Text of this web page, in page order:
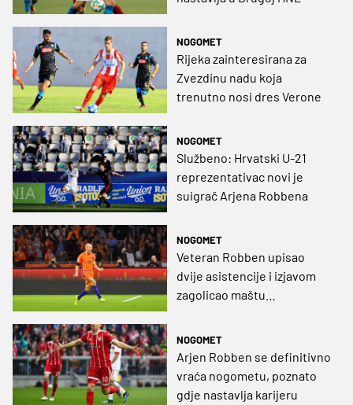
NOGOMET
Rijeka zainteresirana za
Zvezdinu nadu koja
trenutno nosi dres Verone
NOGOMET
Službeno: Hrvatski U-21
reprezentativac novi je
suigrač Arjena Robbena
NOGOMET
Veteran Robben upisao
dvije asistencije i izjavom
zagolicao maštu
NOGOMET
Arjen Robben se definitivno
vraća nogometu, poznato
gdje nastavlja karijeru